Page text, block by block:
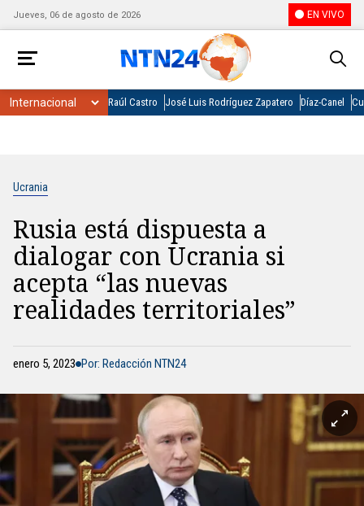
Jueves, 06 de agosto de 2026 EN VIVO
Raúl Castro José Luis Rodríguez Zapatero Díaz-Canel
Ucrania
Rusia está dispuesta a
dialogar con Ucrania si
acepta “las nuevas
realidades territoriales”
enero 5, 2023 Por: Redacción NTN24